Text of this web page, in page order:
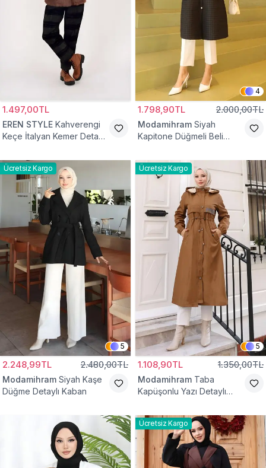
1.497,00TL
EREN STYLE Kahverengi
Keçe İtalyan Kemer Detaylı
4
1.798,90TL 2.000,00TL
Modamihram Siyah
Kapitone Düğmeli Beli
Ücretsiz Kargo
5
2.248,99TL 2.480,00TL
Modamihram Siyah Kaşe
Düğme Detaylı Kaban
Ücretsiz Kargo
5
1.108,90TL 1.350,00TL
Modamihram Taba
Kapüşonlu Yazı Detaylı
Ücretsiz Kargo